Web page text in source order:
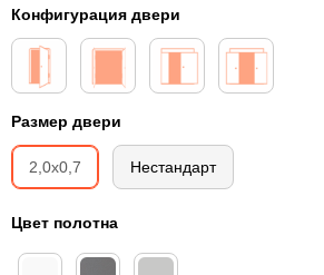
Конфигурация двери
Размер двери
2,0х0,7 Нестандарт
Цвет полотна